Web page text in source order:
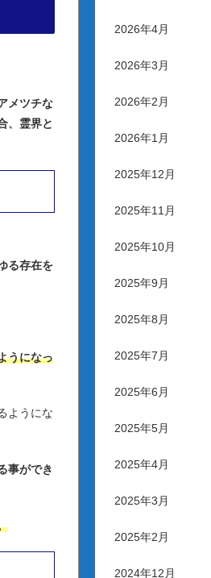
メツチな
、霊界と
る存在を
うになっ
ようにな
事ができ
2026年4月
2026年3月
2026年2月
2026年1月
2025年12月
2025年11月
2025年10月
2025年9月
2025年8月
2025年7月
2025年6月
2025年5月
2025年4月
2025年3月
2025年2月
2024年12月